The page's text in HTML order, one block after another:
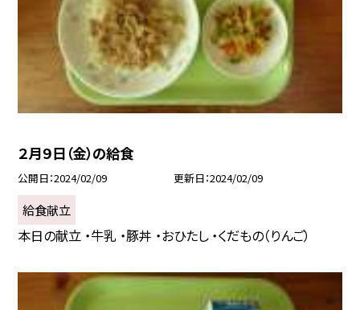
２月９日（金）の給食
公開日 2024/02/09 更新日 2024/02/09
給食献立
本日の献立 ・牛乳 ・豚丼 ・おひたし ・くだもの（りんご）